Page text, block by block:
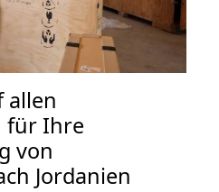
allen
für Ihre
von
Jordanien